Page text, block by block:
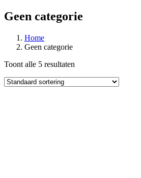
Geen categorie
Home
Geen categorie
Toont alle 5 resultaten